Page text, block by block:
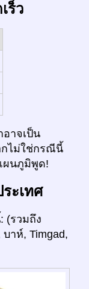
ร็ว
าจเป็น
ไม่ใช่กรณีนี้
ผนภูมิพูด!
ะเทศ
(รวมถึง
าห์, Timgad,